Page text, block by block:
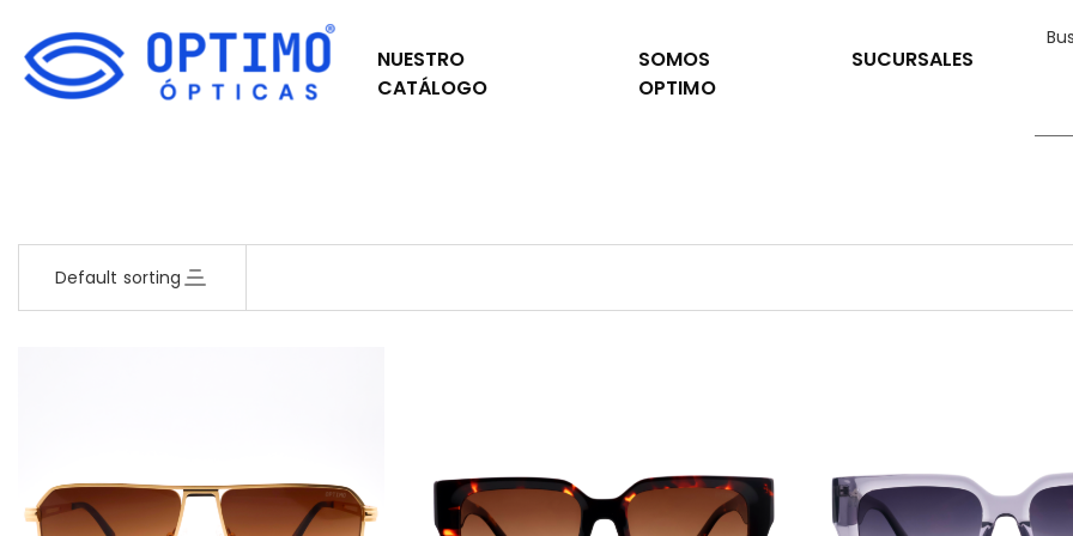
NUESTRO
CATÁLOGO
SOMOS
OPTIMO
SUCURSALES
Default sorting